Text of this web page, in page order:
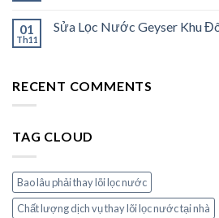
01
Th11
Sửa Lọc Nước Geyser Khu
RECENT COMMENTS
TAG CLOUD
Bao lâu phải thay lõi lọc nước
Chất lượng dịch vụ thay lõi lọc nước tại nhà